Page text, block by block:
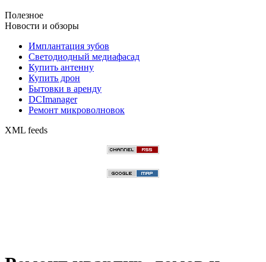
Полезное
Новости и обзоры
Имплантация зубов
Светодиодный медиафасад
Купить антенну
Купить дрон
Бытовки в аренду
DCImanager
Ремонт микроволновок
XML feeds